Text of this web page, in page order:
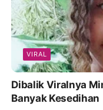
VIRAL
Dibalik Viralnya
Banyak Kesedihan